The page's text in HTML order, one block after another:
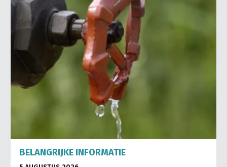
BELANGRIJKE INFORMATIE